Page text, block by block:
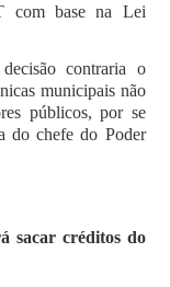
com base na Lei
contraria o
municipais não
públicos, por se
do chefe do Poder
sacar créditos do